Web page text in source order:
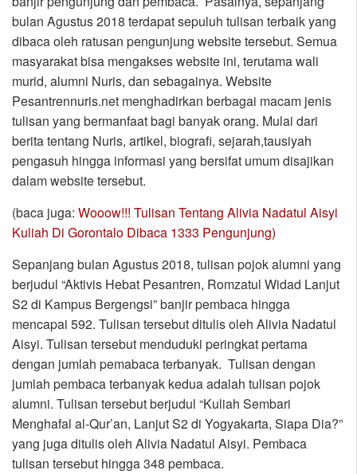
bulan Agustus 2018 terdapat sepuluh tulisan terbaik yang
dibaca oleh ratusan pengunjung website tersebut. Semua
masyarakat bisa mengakses website ini, terutama wali
murid, alumni Nuris, dan sebagainya. Website
Pesantrennuris.net menghadirkan berbagai macam jenis
tulisan yang bermanfaat bagi banyak orang. Mulai dari
berita tentang Nuris, artikel, biografi, sejarah,tausiyah
pengasuh hingga informasi yang bersifat umum disajikan
dalam website tersebut.
(baca juga: Wooow!!! Tulisan Tentang Alivia Nadatul Aisyi
Kuliah Di Gorontalo Dibaca 1333 Pengunjung)
Sepanjang bulan Agustus 2018, tulisan pojok alumni yang
berjudul “Aktivis Hebat Pesantren, Romzatul Widad Lanjut
S2 di Kampus Bergengsi” banjir pembaca hingga
mencapai 592. Tulisan tersebut ditulis oleh Alivia Nadatul
Aisyi. Tulisan tersebut menduduki peringkat pertama
dengan jumlah pemabaca terbanyak. Tulisan dengan
jumlah pembaca terbanyak kedua adalah tulisan pojok
alumni. Tulisan tersebut berjudul “Kuliah Sembari
Menghafal al-Qur’an, Lanjut S2 di Yogyakarta, Siapa Dia?”
yang juga ditulis oleh Alivia Nadatul Aisyi. Pembaca
tulisan tersebut hingga 348 pembaca.